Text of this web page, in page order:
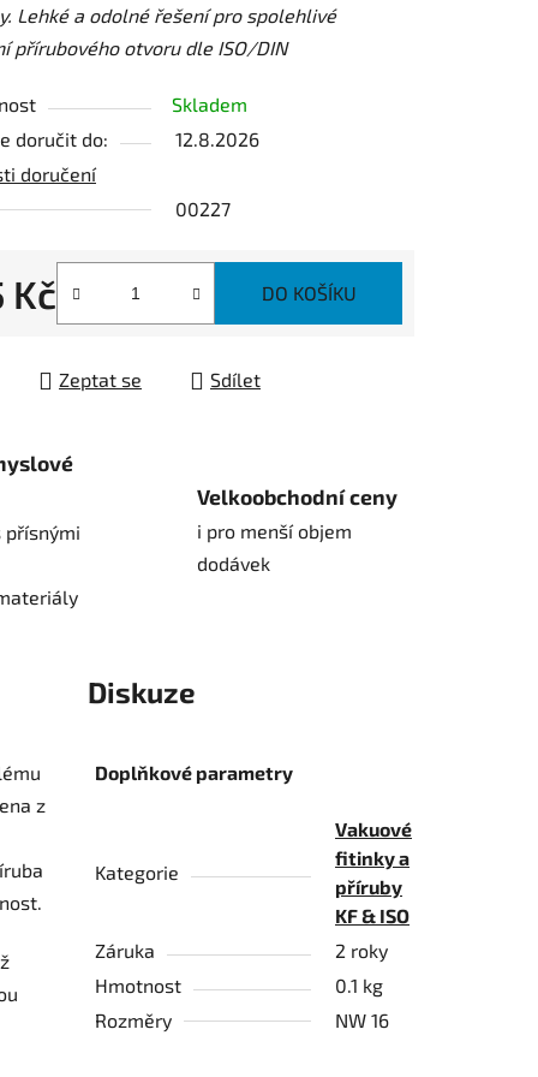
Lehké a odolné řešení pro spolehlivé
přírubového otvoru dle ISO/DIN
Skladem
doručit do:
12.8.2026
doručení
00227
Kč DO KOŠÍKU
Zeptat se Sdílet
přísnými
Velkoobchodní ceny
i pro menší objem
dodávek
Diskuze
z
Doplňkové parametry
Kategorie
Vakuové
fitinky a
příruby
KF & ISO
Záruka
2 roky
Hmotnost
0.1 kg
Rozměry
NW 16